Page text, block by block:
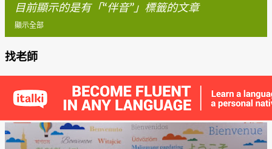
目前顯示的是有「 伴音 」標籤的文章
顯示全部
發
表
章
找老師